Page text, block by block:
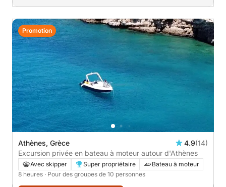
Athènes, Grèce 4.9(14)
Excursion privée en bateau à moteur autour d'Athènes
Avec skipper Super propriétaire
Bateau à moteur
8 heures · Pour des groupes de 10 personnes
Promotion